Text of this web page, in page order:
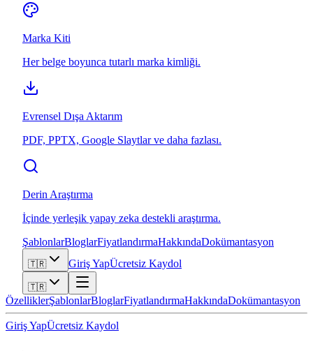
Marka Kiti
Her belge boyunca tutarlı marka kimliği.
Evrensel Dışa Aktarım
PDF, PPTX, Google Slaytlar ve daha fazlası.
Derin Araştırma
İçinde yerleşik yapay zeka destekli araştırma.
ŞablonlarBloglarFiyatlandırmaHakkındaDokümantasyon
🇹🇷 Giriş YapÜcretsiz Kaydol
🇹🇷
ÖzelliklerŞablonlarBloglarFiyatlandırmaHakkındaDokümantasyon
Giriş YapÜcretsiz Kaydol